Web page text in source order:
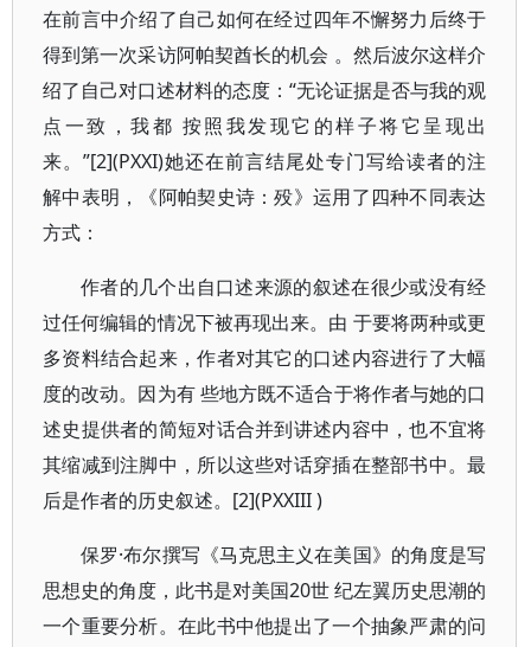
在前言中介绍了自己如何在经过四年不懈努力后终于
得到第一次采访阿帕契酋长的机会 。然后波尔这样介
绍了自己对口述材料的态度：“无论证据是否与我的观
点一致，我都 按照我发现它的样子将它呈现出
来。”[2](PXXI)她还在前言结尾处专门写给读者的注
解中表明，《阿帕契史诗：殁》运用了四种不同表达
方式：
作者的几个出自口述来源的叙述在很少或没有经
过任何编辑的情况下被再现出来。由 于要将两种或更
多资料结合起来，作者对其它的口述内容进行了大幅
度的改动。因为有 些地方既不适合于将作者与她的口
述史提供者的简短对话合并到讲述内容中，也不宜将
其缩减到注脚中，所以这些对话穿插在整部书中。最
后是作者的历史叙述。[2](PXXIII )
保罗·布尔撰写《马克思主义在美国》的角度是写
思想史的角度，此书是对美国20世 纪左翼历史思潮的
一个重要分析。在此书中他提出了一个抽象严肃的问